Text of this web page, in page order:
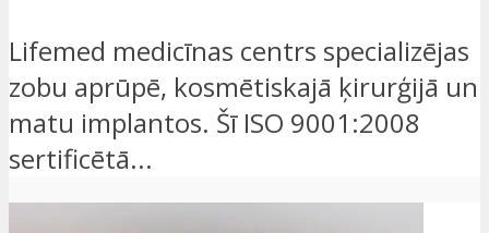
Lifemed medicīnas centrs specializējas
zobu aprūpē, kosmētiskajā ķirurģijā un
matu implantos. Šī ISO 9001:2008
sertificētā...